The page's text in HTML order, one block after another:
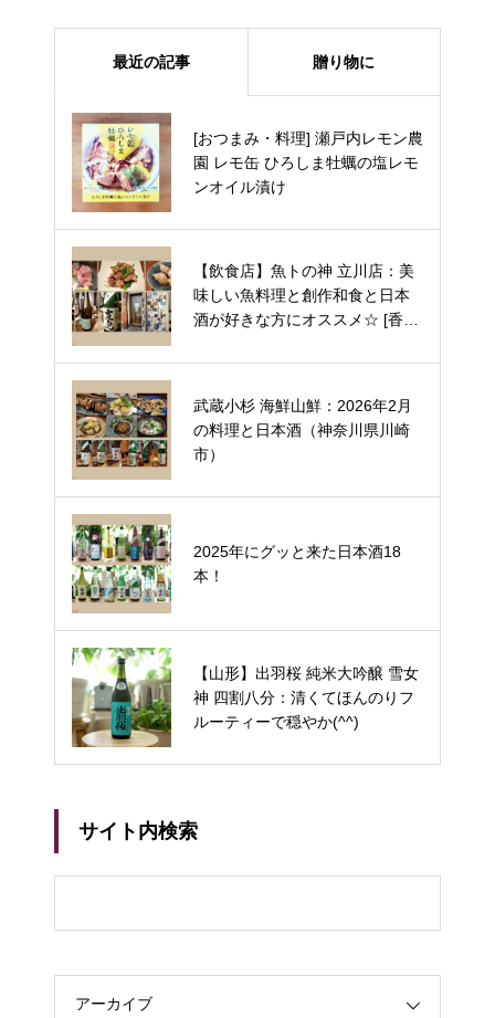
最近の記事 贈り物に
[おつまみ・料理] 瀬戸内レモン農
園 レモ缶 ひろしま牡蠣の塩レモ
ンオイル漬け
【飲食店】魚トの神 立川店：美
味しい魚料理と創作和食と日本
酒が好きな方にオススメ☆ [香害
武蔵小杉 海鮮山鮮：2026年2月
の料理と日本酒（神奈川県川崎
市）
2025年にグッと来た日本酒18
本！
【山形】出羽桜 純米大吟醸 雪女
神 四割八分：清くてほんのりフ
ルーティーで穏やか(^^)
MINAKI 極幻（GOKUGEN）：非
の打ち所がないラグジュアリーな
日本酒の美味しさに酔いしれる
【京都】BONITA 特別純米酒：ワ
インのような初めての美味しさに
ウキウキする1本♪
高級日本酒 TAKANOME（鷹ノ
目）リニューアル！ごちそうの味
わいを活かしながら軽やかに並走
銘柄飲み比べセット：日本酒好き
な方がきっと笑顔になるセット。
英勲・純米大吟醸 井筒屋伊兵衛
フルーティー好きには最高！特別
な日に☆
サイト内検索
アーカイブ